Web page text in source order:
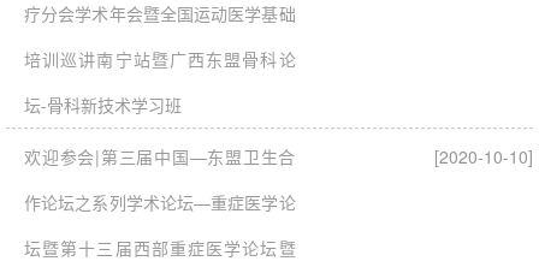
疗分会学术年会暨全国运动医学基础
培训巡讲南宁站暨广西东盟骨科论
坛-骨科新技术学习班
欢迎参会|第三届中国—东盟卫生合
作论坛之系列学术论坛—重症医学论
坛暨第十三届西部重症医学论坛暨
[2020-10-10]